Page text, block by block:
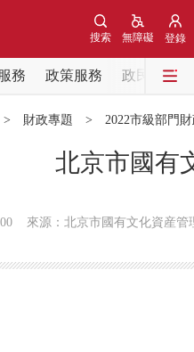
登錄
無障礙
搜索
務 政策服務
政民互動
財政專題 > 2022市級部門
北京市國有
來源：北京市國有文化資産管